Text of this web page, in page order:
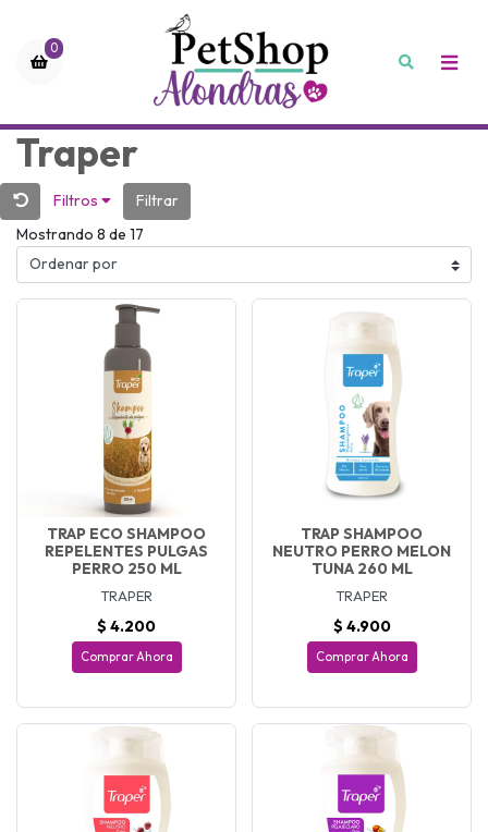
0
Traper
Filtros
Filtrar
Mostrando 8 de 17
TRAP ECO SHAMPOO
REPELENTES PULGAS
PERRO 250 ML
TRAPER
$ 4.200
Comprar Ahora
TRAP SHAMPOO
NEUTRO PERRO MELON
TUNA 260 ML
TRAPER
$ 4.900
Comprar Ahora